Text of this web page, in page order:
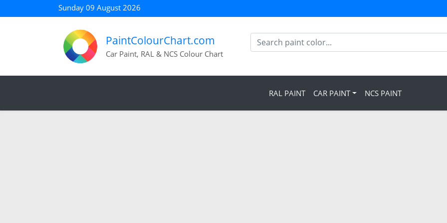
Sunday 09 August 2026
PaintColourChart.com
Car Paint, RAL & NCS Colour Chart
RAL PAINT CAR PAINT NCS PAINT